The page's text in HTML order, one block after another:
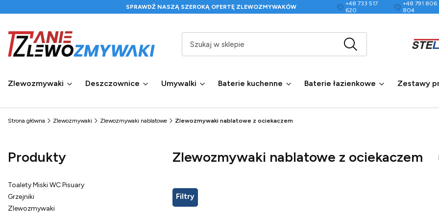
SPRAWDŹ NASZĄ SZEROKĄ OFERTĘ ZLEWOZMYWAKÓW
+48 733 517
620
+48 791 806
804
WyczyśćSzukaj w sklepie
Zlewozmywaki Deszczownice Umywalki Baterie kuchenne Baterie łazienkowe Zestawy
Strona główna Zlewozmywaki Zlewozmywaki nablatowe Zlewozmywaki nablatowe z ociekaczem
Produkty
Toalety Miski WC Pisuary
Grzejniki
Zlewozmywaki
Zlewozmywaki nablatowe z ociekaczem
Filtry